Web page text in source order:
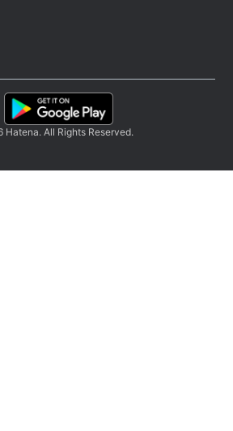
All Rights Reserved.